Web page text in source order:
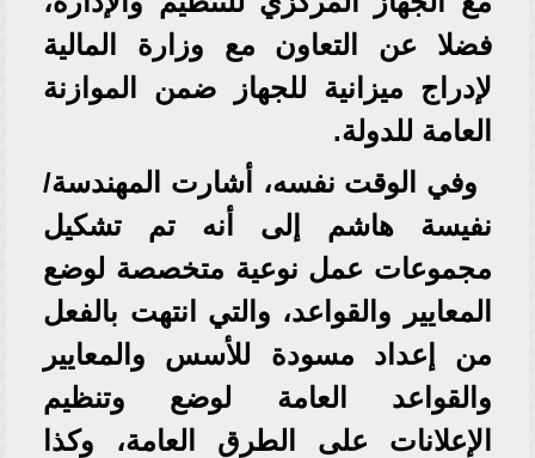
فضلا عن التعاون مع وزارة المالية
لإدراج ميزانية للجهاز ضمن الموازنة
العامة للدولة.
وفي الوقت نفسه، أشارت المهندسة/
نفيسة هاشم إلى أنه تم تشكيل
مجموعات عمل نوعية متخصصة لوضع
المعايير والقواعد، والتي انتهت بالفعل
من إعداد مسودة للأسس والمعايير
والقواعد العامة لوضع وتنظيم
الإعلانات على الطرق العامة، وكذا